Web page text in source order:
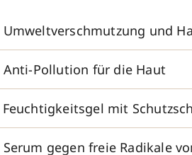
Umweltverschmutzung und
Anti-Pollution für die Haut
Feuchtigkeitsgel mit
Serum gegen freie Radikale